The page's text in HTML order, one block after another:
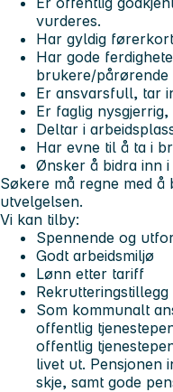
vurderes.
Har gyldig
Har gode
brukere/pårørende
Er ansvarsfull, tar
Er faglig
Deltar i
Har evne til å ta i
Ønsker å bidra inn i
Søkere må regne med
utvelgelsen.
Vi kan tilby:
Spennende og
Godt arbeidsmiljø
Lønn etter tariff
Som kommunalt
offentlig
offentlig
livet ut. Pensjonen
skje, samt gode